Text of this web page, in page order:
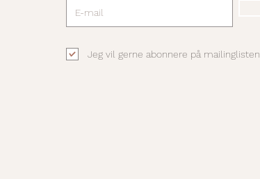
Jeg vil gerne abonnere på mailinglisten